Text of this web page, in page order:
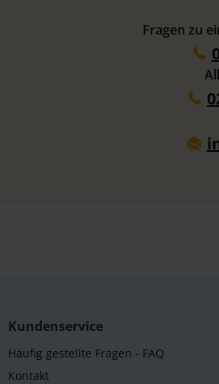
Fragen zu
Kundenservice
Häufig gestellte Fragen - FAQ
Kontakt